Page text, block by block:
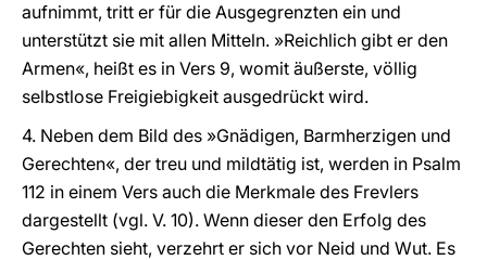
aufnimmt, tritt er für die Ausgegrenzten ein und
unterstützt sie mit allen Mitteln. »Reichlich gibt er den
Armen«, heißt es in Vers 9, womit äußerste, völlig
selbstlose Freigiebigkeit ausgedrückt wird.
4. Neben dem Bild des »Gnädigen, Barmherzigen und
Gerechten«, der treu und mildtätig ist, werden in Psalm
112 in einem Vers auch die Merkmale des Frevlers
dargestellt (vgl. V. 10). Wenn dieser den Erfolg des
Gerechten sieht, verzehrt er sich vor Neid und Wut. Es